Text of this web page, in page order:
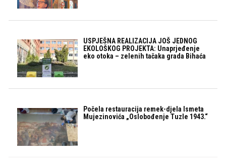
USPJEŠNA REALIZACIJA JOŠ JEDNOG
EKOLOŠKOG PROJEKTA: Unaprjeđenje
eko otoka – zelenih tačaka grada Bihaća
Počela restauracija remek-djela Ismeta
Mujezinovića „Oslobođenje Tuzle 1943.“